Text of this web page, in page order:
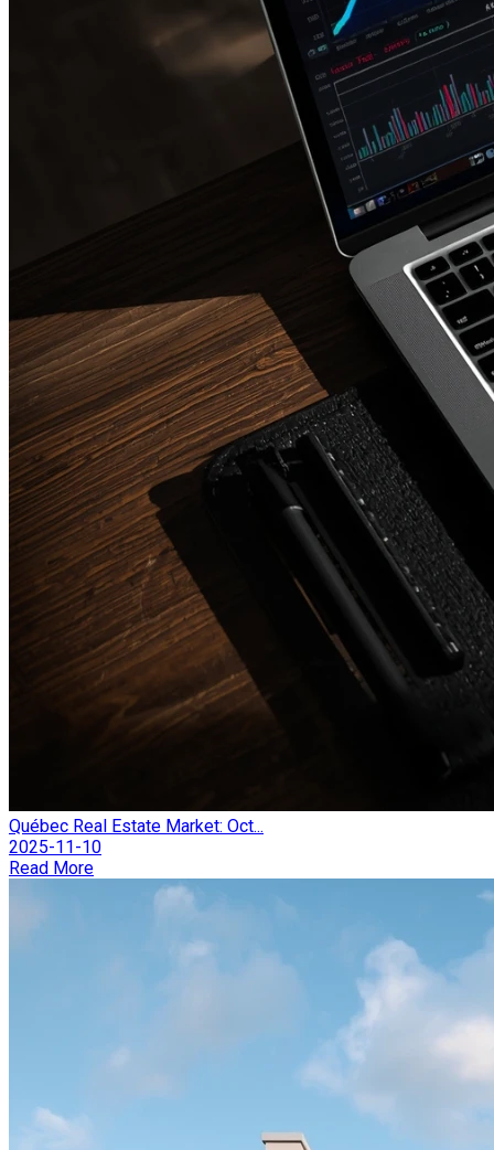
Québec Real Estate Market: Oct...
2025-11-10
Read More